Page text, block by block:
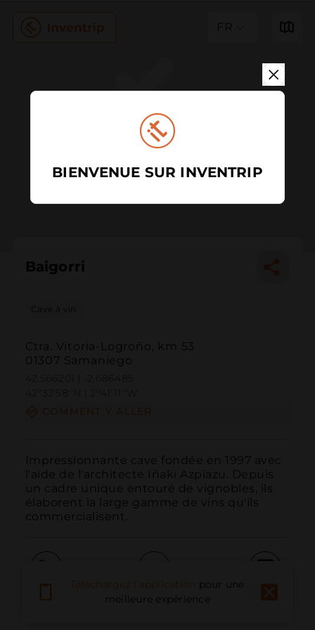
FR
Baigorri
Cave à vin
Ctra. Vitoria-Logroño, km 53
01307 Samaniego
Impressionnante cave fondée en 1997 avec
l'aide de l'architecte Iñaki Azpiazu. Depuis
un cadre unique entouré de vignobles, ils
élaborent la large gamme de vins qu'ils
commercialisent.
E-mail
pour une
meilleure expérience
BIENVENUE SUR INVENTRIP